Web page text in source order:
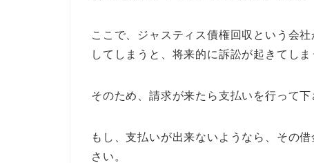
ここで、ジャスティス債権回収という会
してしまうと、将来的に訴訟が起きてしま
そのため、請求が来たら支払いを行って下
もし、支払いが出来ないようなら、その
さい。